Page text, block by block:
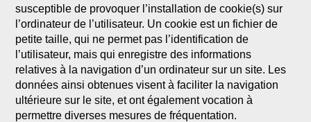
susceptible de provoquer l’installation de cookie(s) sur
l’ordinateur de l’utilisateur. Un cookie est un fichier de
petite taille, qui ne permet pas l’identification de
l’utilisateur, mais qui enregistre des informations
relatives à la navigation d’un ordinateur sur un site. Les
données ainsi obtenues visent à faciliter la navigation
ultérieure sur le site, et ont également vocation à
permettre diverses mesures de fréquentation.